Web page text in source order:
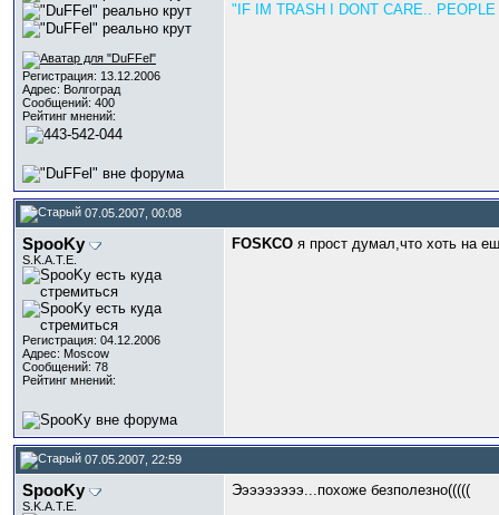
Регистрация: 13.12.2006
Адрес: Волгоград
Сообщений: 400
Рейтинг мнений:
"IF IM TRASH I DONT CARE..
07.05.2007, 00:08
SpooKy
S.K.A.T.E.
Регистрация: 04.12.2006
Адрес: Moscow
Сообщений: 78
Рейтинг мнений:
FOSKCO я прост думал,что хоть на
07.05.2007, 22:59
SpooKy
S.K.A.T.E.
Эээээээээ...похоже безполезно(((((